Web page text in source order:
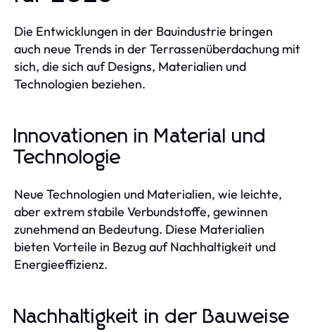
Die Entwicklungen in der Bauindustrie bringen
auch neue Trends in der Terrassenüberdachung mit
sich, die sich auf Designs, Materialien und
Technologien beziehen.
Innovationen in Material und
Technologie
Neue Technologien und Materialien, wie leichte,
aber extrem stabile Verbundstoffe, gewinnen
zunehmend an Bedeutung. Diese Materialien
bieten Vorteile in Bezug auf Nachhaltigkeit und
Energieeffizienz.
Nachhaltigkeit in der Bauweise